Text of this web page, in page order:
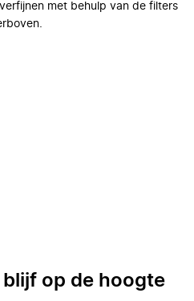
met behulp van de filters
blijf op de hoogte